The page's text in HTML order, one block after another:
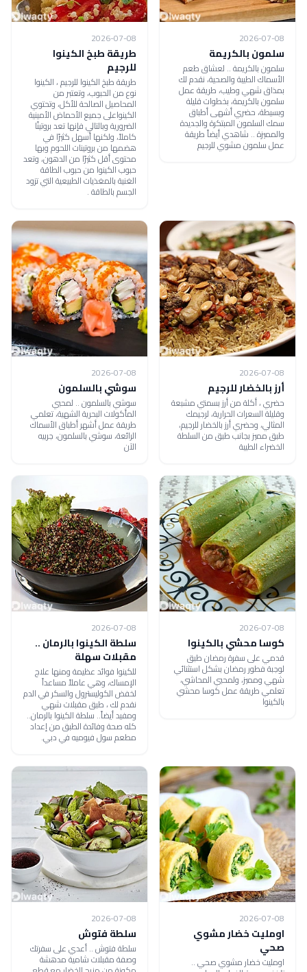
2026-07-08
سلمون بالكريمة
سلمون بالكريمة .. لعشاق طعم
الأسماك الطيبة والصحية، نقدم لك
بمذاق شهي وطيب، طريقة عمل
سلمون بالكريمة، بخطوات قليلة
وبسيطة، حضري أشهى أطباق
سمك السلمون المبتكرة والجديدة
والمميزة .. شاهدي أيضاً طريقة
عمل سلمون مشوي للرجيم
2026-07-08
طريقة طبخ الكينوا
للرجيم
طريقة طبخ الكينوا للرجيم ، الكينوا
نوع من الحبوب، وتعتبر من
المحاصيل الصالحة للأكل، وتحتوي
الكينواعلى جميع الأحماض الأمينية
الضرورية وبالتالي فإنها تعد بروتينًا
كاملاً، ولكنها أسهل كثيرًا في
هضمها من بروتينات اللحوم وبها
محتوى أقل كثيرًا من الدهون، وتعد
حبوب الكينوا من حبوب الطاقة
الغنية بالمغذيات الطبيعية التي تزود
الجسم بالطاقة .
2026-07-08
أرز بالخضار للرجيم
حضري ، أكلة من أرز بسمتي مشبعة
وقليلة السعرات الحرارية، لرجيمك
المثالي، وحضري أرز بالخضار للرجيم،
طبق مميز بجانب طبق من السلطة
الخضراء الطيبة
2026-07-08
سوشي بالسلمون
سوشي بالسلمون .. لمحبي
المأكولات البحرية الشهية، تعلمي
طريقة عمل أشهر أطباق الأسماك
الرائعة، سوشي بالسلمون، جربيه
الآن
2026-07-08
كوسا محشي بالكينوا
قدمي على سفرة رمضان طبق
لوجبة فطور رمضان بشكل استثنائي
شهي ومميز، ولمحبي المحاشي،
تعلمي طريقة عمل كوسا محشي
بالكينوا
2026-07-08
سلطة الكينوا بالرمان ..
مقبلات سهلة
للكينوا فوائد عظيمة ومنها علاج
الإمساك، وهي عاملاً مساعداً
لخفض الكوليسترول والسكر في الدم
نقدم لك ، طبق مقبلات شهي
ومفيد أيضاً.. سلطة الكينوا بالرمان..
كله صحة وفائدة الطبق من إعداد
مطعم سول فيوميه في دبي.
2026-07-08
اومليت خضار مشوي
صحي
اومليت خضار مشوي صحي ..
2026-07-08
سلطة فتوش
سلطة فتوش .. أعدي على سفرتك
وصفة مقبلات شامية مدهشة